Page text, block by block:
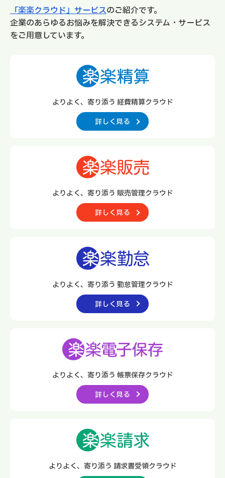
「楽楽クラウド」サービスのご紹介です。
企業のあらゆるお悩みを解決できるシステム・サービス
をご用意しています。
よりよく、寄り添う 経費精算クラウド
詳しく見る
よりよく、寄り添う 販売管理クラウド
詳しく見る
よりよく、寄り添う 勤怠管理クラウド
詳しく見る
よりよく、寄り添う 帳票保存クラウド
詳しく見る
よりよく、寄り添う 請求書受領クラウド